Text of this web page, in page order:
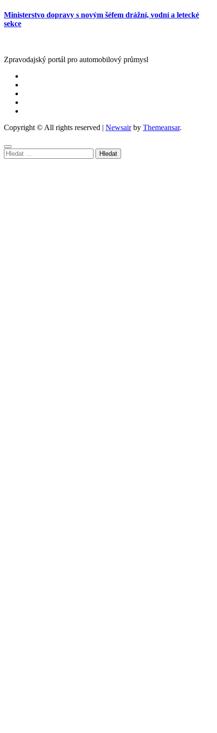
Ministerstvo dopravy s novým šéfem drážní, vodní a letecké
sekce
Zpravodajský portál pro automobilový průmysl
Copyright © All rights reserved | Newsairby Themeansar.
Vyhledávání